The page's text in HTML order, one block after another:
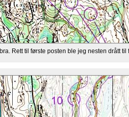
Rett til første posten ble jeg nesten drått